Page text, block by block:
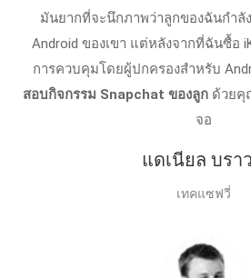
มันยากที่จะนึกภาพว่าลูกของฉันกําลั
Android ของเขา แต่หลังจากที่ฉันซื้อ
การควบคุมโดยผู้ปกครองสําหรับ
สอบกิจกรรม Snapchat ของลูก ด้วยคุ
จอ
แดเนียล บรา
เทคแซฟวี่